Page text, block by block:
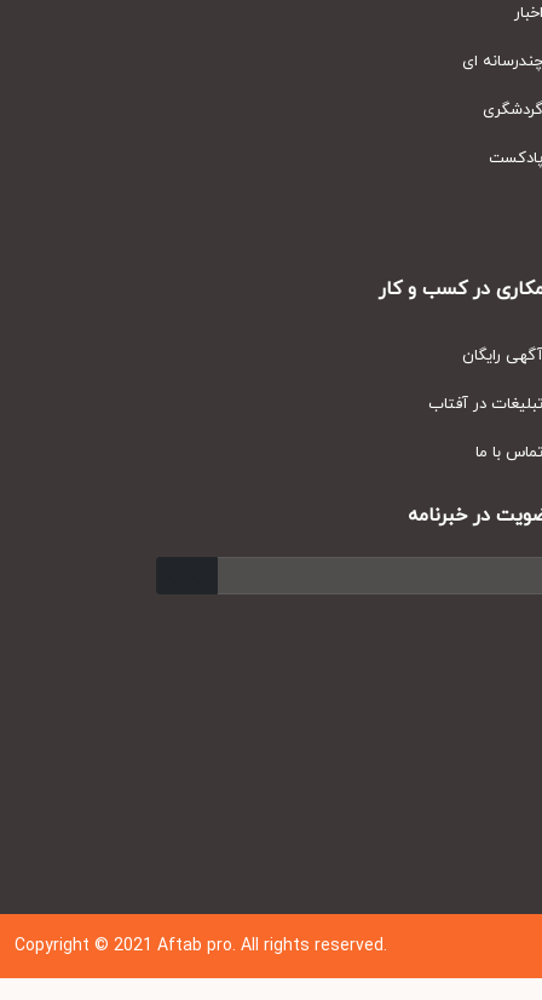
ای
در کسب و کار
رایگان
در آفتاب
با ما
در خبرنامه
Copyright © 202 1Aftab pro. All rights reserved.